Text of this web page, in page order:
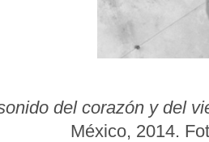
del corazón y del
México, 2014.